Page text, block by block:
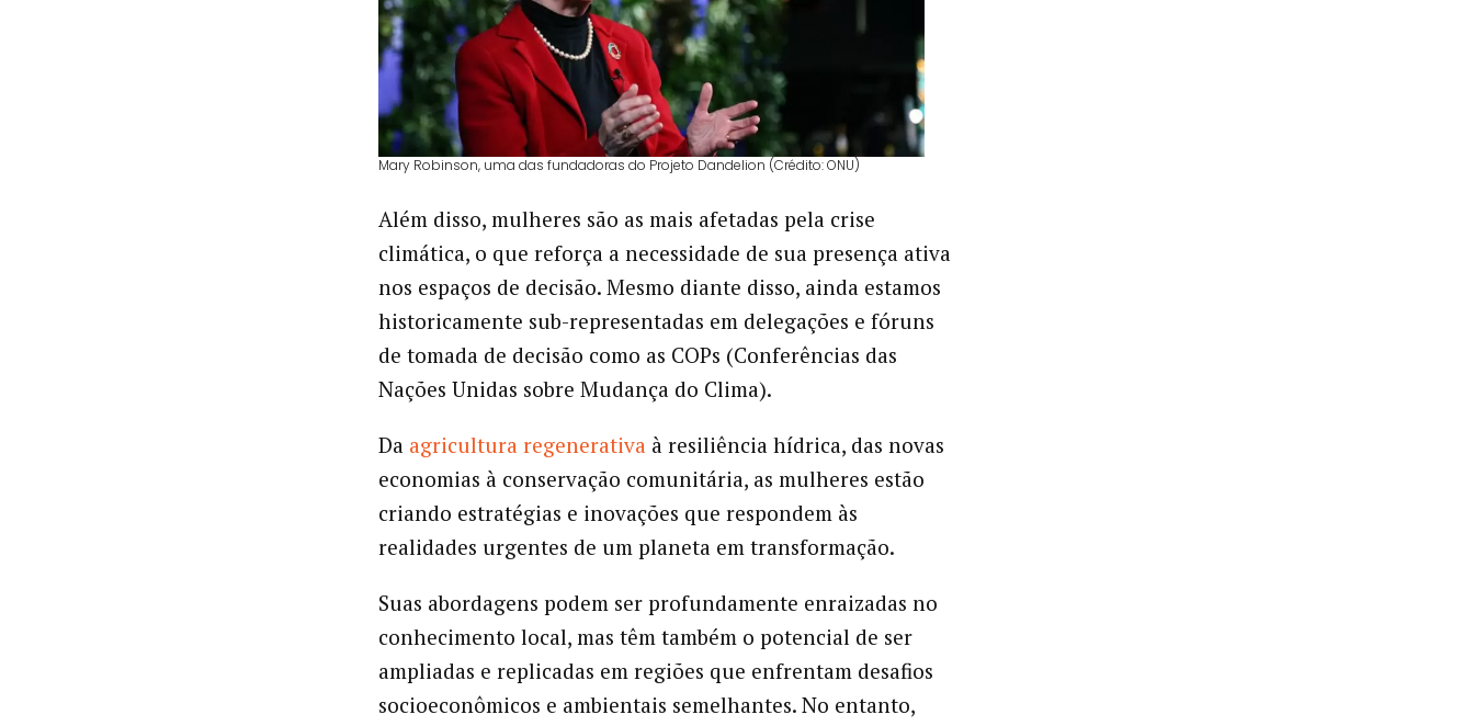
Mary Robinson, uma das fundadoras do Projeto Dandelion (Crédito: ONU)
Além disso, mulheres são as mais afetadas pela crise
climática, o que reforça a necessidade de sua presença ativa
nos espaços de decisão. Mesmo diante disso, ainda estamos
historicamente sub-representadas em delegações e fóruns
de tomada de decisão como as COPs (Conferências das
Nações Unidas sobre Mudança do Clima).
Da agricultura regenerativaà resiliência hídrica, das novas
economias à conservação comunitária, as mulheres estão
criando estratégias e inovações que respondem às
realidades urgentes de um planeta em transformação.
Suas abordagens podem ser profundamente enraizadas no
conhecimento local, mas têm também o potencial de ser
ampliadas e replicadas em regiões que enfrentam desafios
socioeconômicos e ambientais semelhantes. No entanto,